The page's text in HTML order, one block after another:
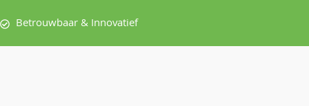
Betrouwbaar & Innovatief